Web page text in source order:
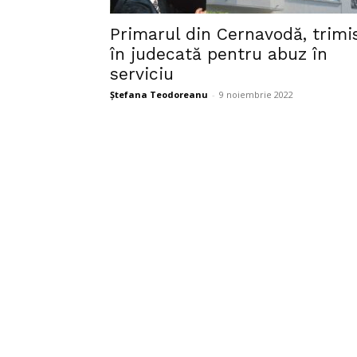
Primarul din Cernavodă,
în judecată pentru abuz în
serviciu
Ștefana Teodoreanu - 9 noiembrie 2022